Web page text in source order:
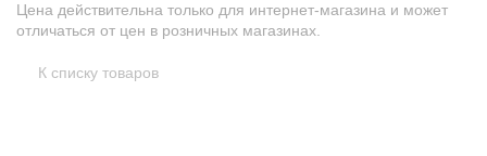
Цена действительна только для интернет-магазина и может
отличаться от цен в розничных магазинах.
К списку товаров